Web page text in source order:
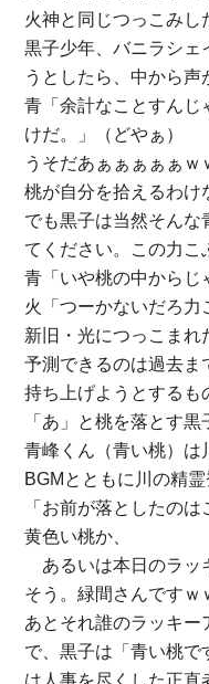
火神と同じつっこみし
黒子少年、バニラシェ
うとしたら、中から声
青「余計なことすん
けだ。」（どやぁ）
うそだあぁぁぁぁぁｗ
桃が自分を拾えるわけ
でも黒子は当然そんな
てください。この力こ
青「いや桃の中からじ
火「つーかないだろ力
新旧・光につっこまれ
予測できるのは過去ま
持ち上げようとする
「あ」と桃を落とす黒
青峰くん（青い桃）は
BGMとともに川の精霊
「お前が落としたの
黄色い桃か、
あるいは本日のラッ
そう。緑間さんですｗ
あとそれ誰のラッキー
で、黒子は「青い桃で